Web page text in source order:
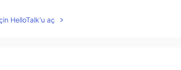
HelloTalk'u aç